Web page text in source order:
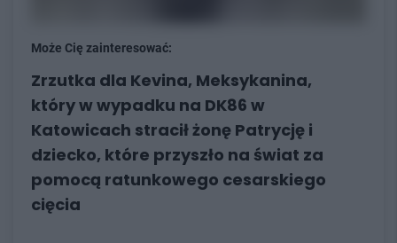
Może Cię zainteresować:
Zrzutka dla Kevina, Meksykanina,
który w wypadku na DK86 w
Katowicach stracił żonę Patrycję i
dziecko, które przyszło na świat za
pomocą ratunkowego cesarskiego
cięcia